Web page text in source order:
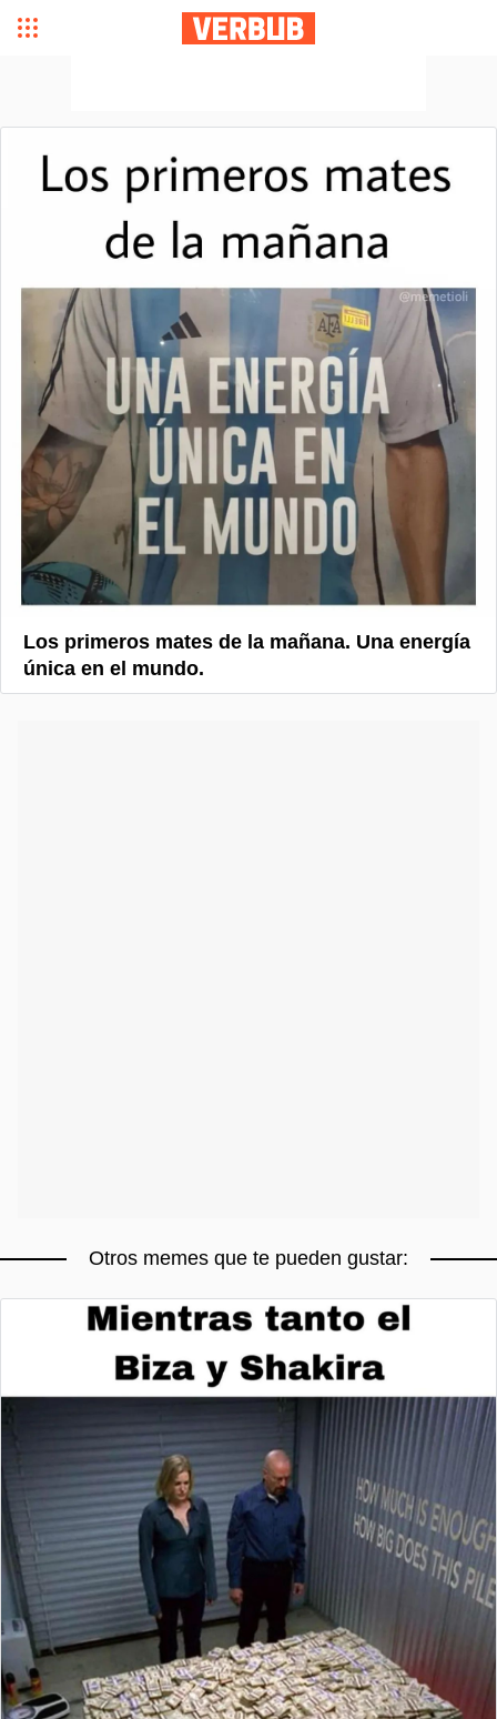
Los primeros mates de la mañana. Una energía
única en el mundo.
Otros memes que te pueden gustar: